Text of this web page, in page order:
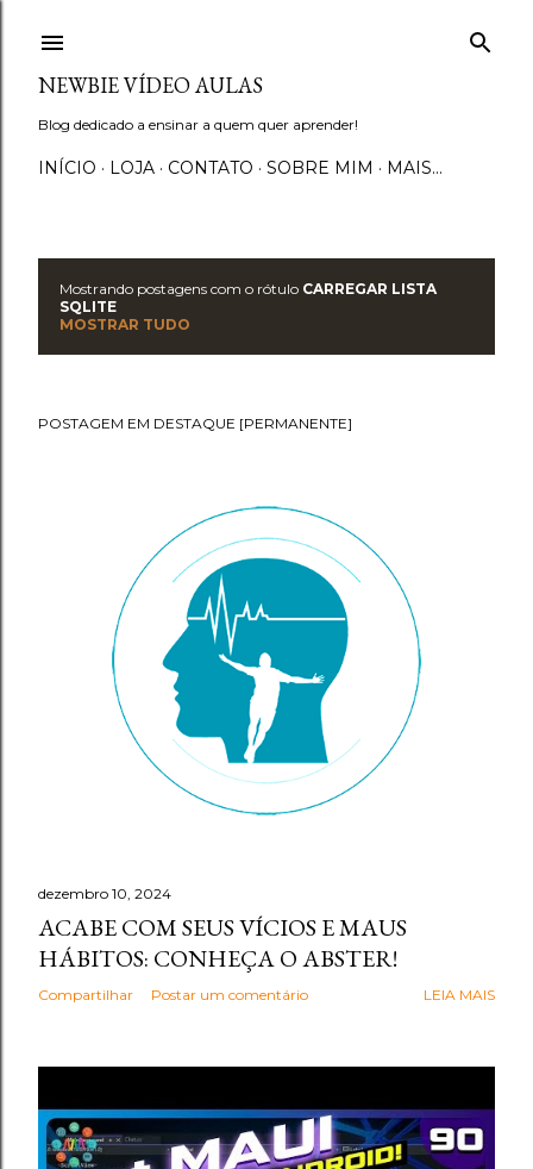
NEWBIE VÍDEO AULAS
Blog dedicado a ensinar a quem quer aprender!
INÍCIO LOJA CONTATO SOBRE MIM MAIS…
o
Mostrando postagens com o rótulo CARREGAR LISTA
SQLITE
MOSTRAR TUDO
POSTAGEM EM DESTAQUE [PERMANENTE]
dezembro 10, 2024
ACABE COM SEUS VÍCIOS E MAUS
HÁBITOS: CONHEÇA O ABSTER!
Compartilhar Postar um comentário LEIA MAIS